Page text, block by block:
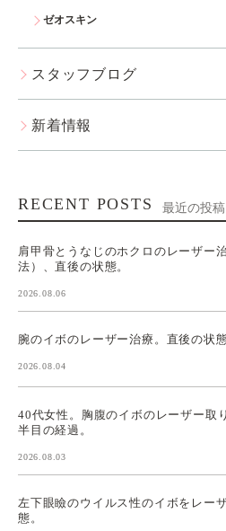
ゼオスキン
スタッフブログ
新着情報
RECENT POSTS 最近の投稿
肩甲骨とうなじのホクロのレーザー
法）、直後の状態。
2026.08.06
腕のイボのレーザー治療。直後の状態
2026.08.04
40代女性。胸腹のイボのレーザー取
半目の経過。
2026.08.03
左下眼瞼のウイルス性のイボをレー
態。